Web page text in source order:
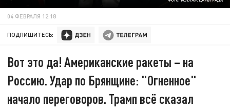
04 ФЕВРАЛЯ 12:18
ПОДПИШИТЕСЬ:
Вот это да! Американские ракеты – на
Россию. Удар по Брянщине: "Огненное"
начало переговоров. Трамп всё сказал